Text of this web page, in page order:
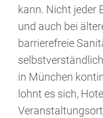
kann. Nicht jeder
und auch bei
barrierefreie
in München
lohnt es sich,